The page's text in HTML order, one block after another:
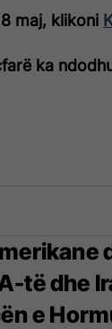
maj, klikoni
ka
të dhe
e